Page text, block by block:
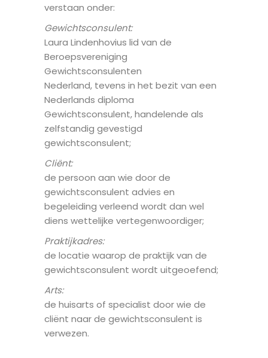
verstaan onder:
Gewichtsconsulent:
Laura Lindenhovius lid van de
Beroepsvereniging
Gewichtsconsulenten
Nederland, tevens in het bezit van een
Nederlands diploma
Gewichtsconsulent, handelende als
zelfstandig gevestigd
gewichtsconsulent;
Cliënt:
de persoon aan wie door de
gewichtsconsulent advies en
begeleiding verleend wordt dan wel
diens wettelijke vertegenwoordiger;
Praktijkadres:
de locatie waarop de praktijk van de
gewichtsconsulent wordt uitgeoefend;
Arts:
de huisarts of specialist door wie de
cliënt naar de gewichtsconsulent is
verwezen.